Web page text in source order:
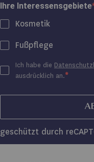
Ihre Interessensgebiete
Kosmetik
Fußpflege
Ich habe die
ausdrücklich an.
geschützt durch